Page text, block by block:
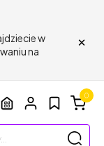
w
na
×
0